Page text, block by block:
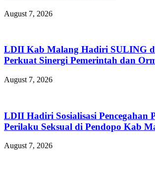
August 7, 2026
LDII Kab Malang Hadiri SULING
Perkuat Sinergi Pemerintah dan
August 7, 2026
LDII Hadiri Sosialisasi Pencegahan
Perilaku Seksual di Pendopo Kab
August 7, 2026